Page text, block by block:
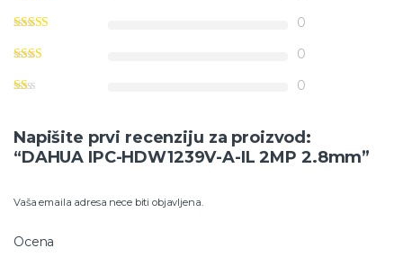
0
0
0
Napišite prvi recenziju za proizvod:
“DAHUA IPC-HDW1239V-A-IL 2MP 2.8mm”
Vaša emaila adresa nece biti objavljena.
Ocena